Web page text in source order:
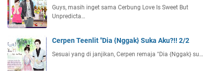
Guys, masih inget sama Cerbung Love Is Sweet But
Unpredicta…
Cerpen Teenlit "Dia {Nggak} Suka Aku?!! 2/2
Sesuai yang di janjikan, Cerpen remaja "Dia {Nggak} su…